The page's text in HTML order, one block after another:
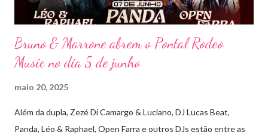
Bruno & Marrone abrem o Pontal Rodeo
Music no dia 5 de junho
maio 20, 2025
Além da dupla, Zezé Di Camargo & Luciano, DJ Lucas Beat,
Panda, Léo & Raphael, Open Farra e outros DJs estão entre as